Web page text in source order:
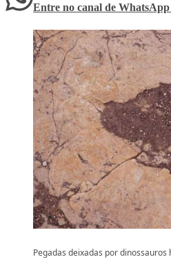
Entre no canal de WhatsApp
Pegadas deixadas por